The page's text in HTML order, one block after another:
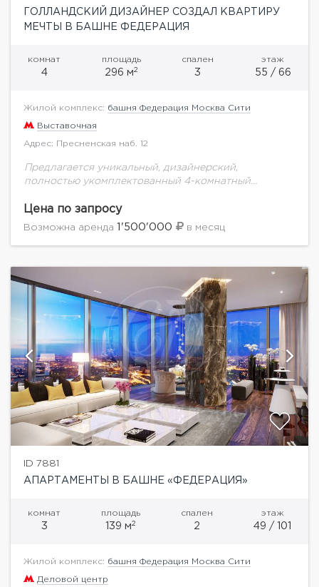
ГОЛЛАНДСКИЙ ДИЗАЙНЕР СОЗДАЛ КВАРТИРУ
МЕЧТЫ В БАШНЕ ФЕДЕРАЦИЯ
комнат
4
площадь
296 м2
спален
3
этаж
55 / 66
Жилой комплекс: башня Федерация Москва Сити
Выставочная
Адрес: Пресненская наб. 12
Предлагается уникальный, дизайнерский,
полностью укомплектованный 4-комнатный
Современный жилой комплекс, вооруженный тип
охраны, система видеонаблюдения, консьерж-
презентабельная входная...
Цена по запросу
Возможна аренда 1'500'000 в месяц
ID 7881
АПАРТАМЕНТЫ В БАШНЕ «ФЕДЕРАЦИЯ»
комнат
3
площадь
139 м2
спален
2
этаж
49 / 101
Жилой комплекс: башня Федерация Москва Сити
Деловой центр